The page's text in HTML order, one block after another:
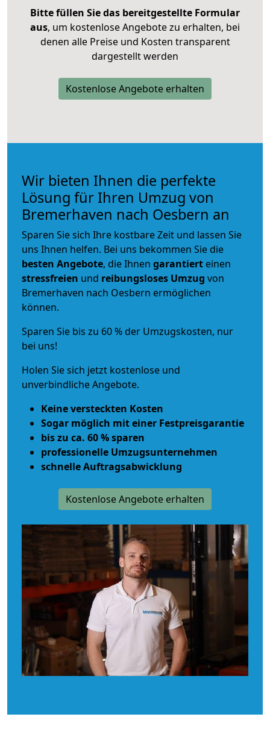
Bitte füllen Sie das bereitgestellte Formular
aus, um kostenlose Angebote zu erhalten, bei
denen alle Preise und Kosten transparent
dargestellt werden
Kostenlose Angebote erhalten
Wir bieten Ihnen die perfekte
Lösung für Ihren Umzug von
Bremerhaven nach Oesbern an
Sparen Sie sich Ihre kostbare Zeit und lassen Sie
uns Ihnen helfen. Bei uns bekommen Sie die
besten Angebote, die Ihnen garantiert einen
stressfreien und reibungsloses Umzug von
Bremerhaven nach Oesbern ermöglichen
können.
Sparen Sie bis zu 60 % der Umzugskosten, nur
bei uns!
Holen Sie sich jetzt kostenlose und
unverbindliche Angebote.
Keine versteckten Kosten
Sogar möglich mit einer Festpreisgarantie
bis zu ca. 60 % sparen
professionelle Umzugsunternehmen
schnelle Auftragsabwicklung
Kostenlose Angebote erhalten